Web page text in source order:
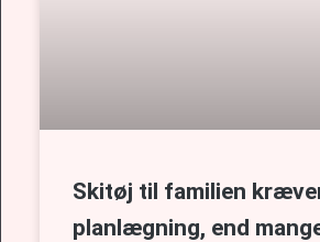
Skitøj til familien
planlægning, end